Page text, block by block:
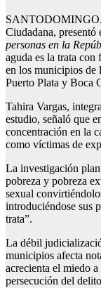
Ciudadana, presentó
personas en la
aguda es la trata con
en los municipios de
Puerto Plata y Boca
Tahira Vargas,
estudio, señaló que
concentración en la
como víctimas de
La investigación
pobreza y pobreza
sexual
introduciéndose sus
trata”.
La débil
municipios afecta
acrecienta el miedo
persecución del